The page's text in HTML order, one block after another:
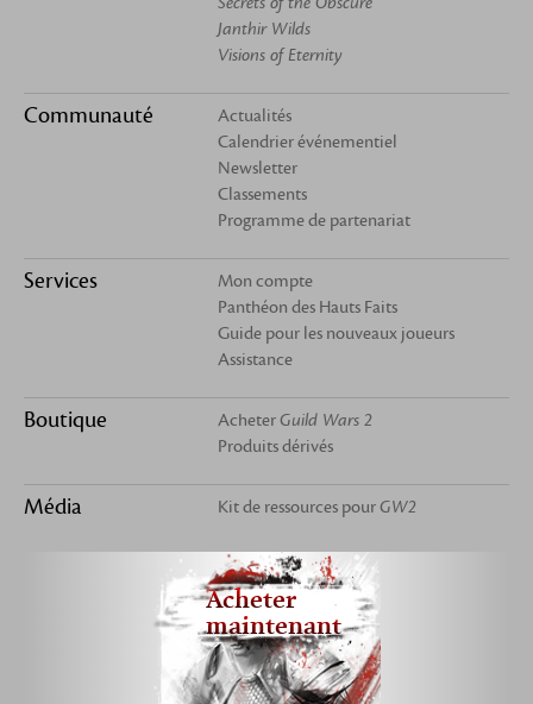
Janthir Wilds
Visions of Eternity
Communauté
Actualités
Calendrier événementiel
Newsletter
Classements
Programme de partenariat
Services
Mon compte
Panthéon des Hauts Faits
Guide pour les nouveaux joueurs
Assistance
Boutique AcheterGuild Wars 2
Produits dérivés
Média Kit de ressources pourGW2
Acheter
maintenant